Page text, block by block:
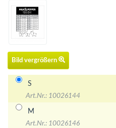
Bild vergrößern
S
Art.Nr.: 10026144
M
Art.Nr.: 10026146